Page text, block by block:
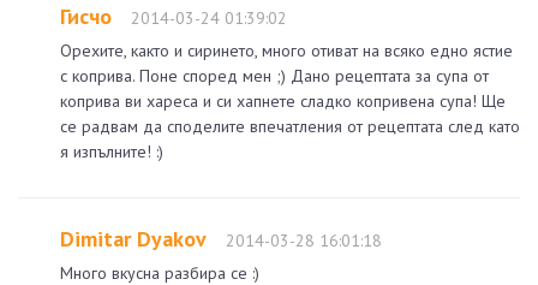
Гисчо
2014-03-24 01:39:02
Орехите, както и сиринето, много отиват на всяко едно ястие
с коприва. Поне според мен ;) Дано рецептата за супа от
коприва ви хареса и си хапнете сладко копривена супа! Ще
се радвам да споделите впечатления от рецептата след като
я изпълните! :)
Dimitar Dyakov
2014-03-28 16:01:18
Много вкусна разбира се :)